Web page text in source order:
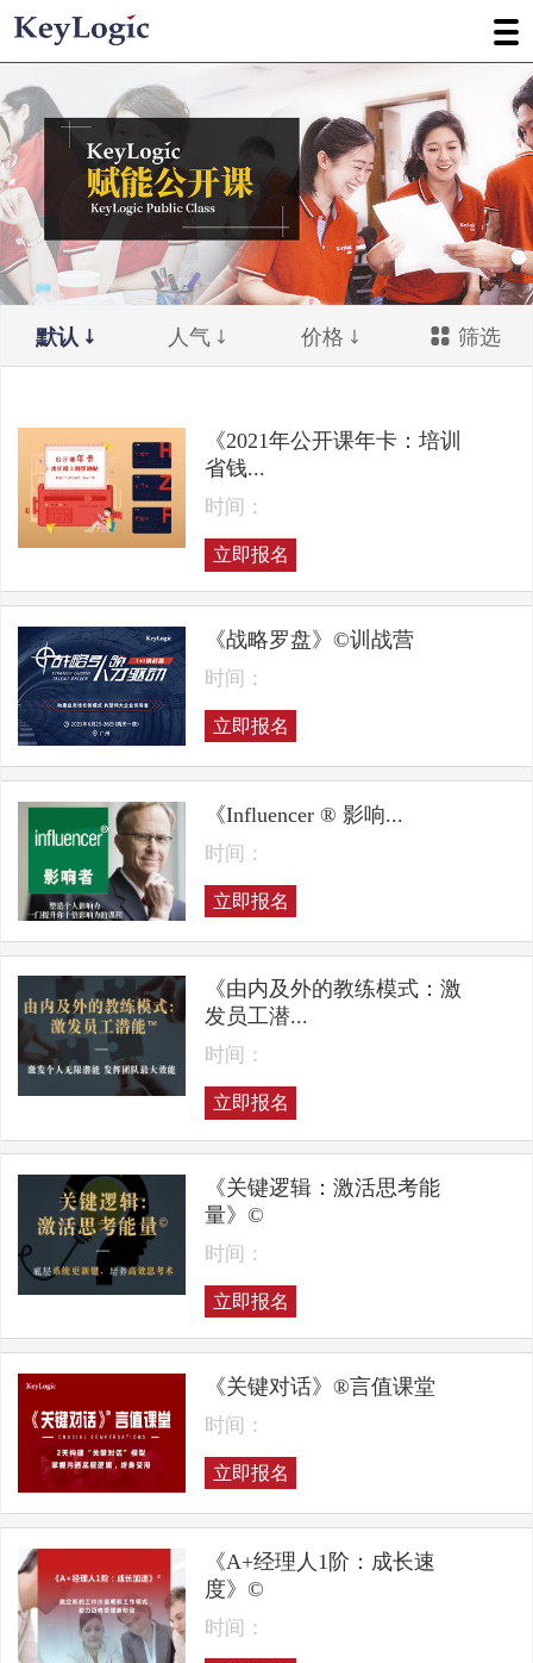
默认 人气 价格 筛选
《2021年公开课年卡：培训
省钱...
时间：
立即报名
《战略罗盘》©训战营
时间：
立即报名
《Influencer ® 影响...
时间：
立即报名
《由内及外的教练模式：激
发员工潜...
时间：
立即报名
《关键逻辑：激活思考能
量》©
时间：
立即报名
《关键对话》®言值课堂
时间：
立即报名
《A+经理人1阶：成长速
度》©
时间：